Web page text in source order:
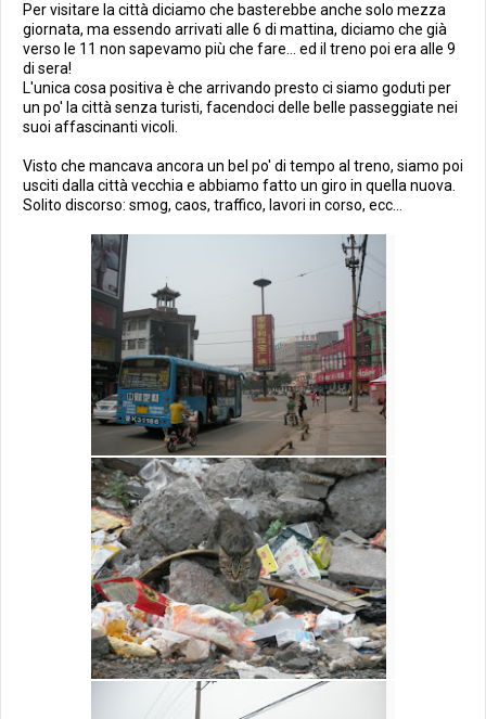
Per visitare la città diciamo che basterebbe anche solo mezza
giornata, ma essendo arrivati alle 6 di mattina, diciamo che già
verso le 11 non sapevamo più che fare... ed il treno poi era alle 9
di sera!
L'unica cosa positiva è che arrivando presto ci siamo goduti per
un po' la città senza turisti, facendoci delle belle passeggiate nei
suoi affascinanti vicoli.
Visto che mancava ancora un bel po' di tempo al treno, siamo poi
usciti dalla città vecchia e abbiamo fatto un giro in quella nuova.
Solito discorso: smog, caos, traffico, lavori in corso, ecc...